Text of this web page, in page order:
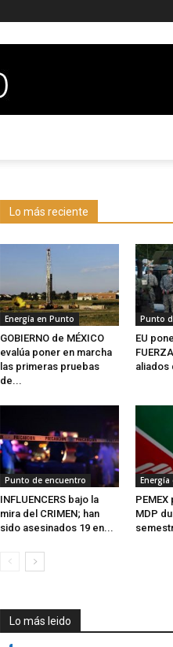
Lo más reciente
Energía en Punto
GOBIERNO de MÉXICO
evalúa poner en marcha
las primeras pruebas
de...
Punto
EU
aliados
Punto de encuentro
INFLUENCERS bajo la
mira del CRIMEN; han
sido asesinados 19 en...
MDP
Lo más leido